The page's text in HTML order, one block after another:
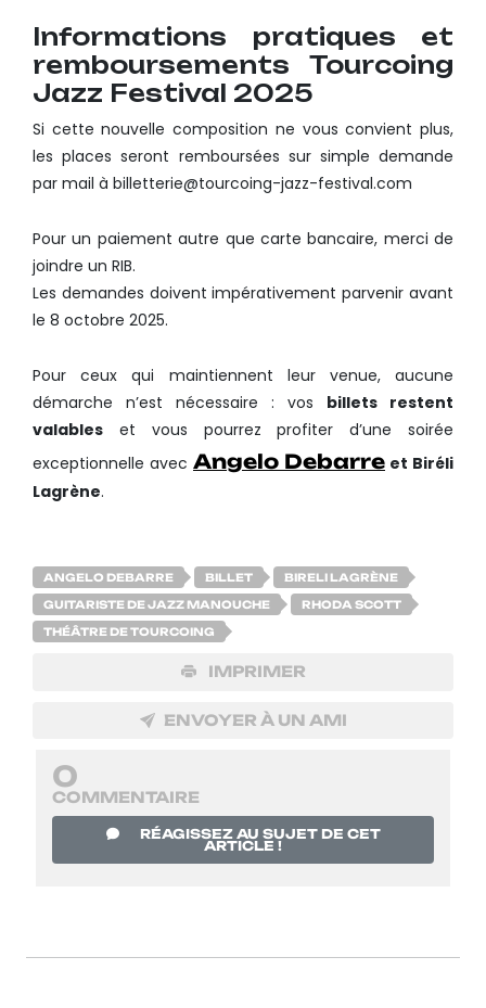
Informations pratiques et
remboursements Tourcoing
Jazz Festival 2025
Si cette nouvelle composition ne vous convient plus,
les places seront remboursées sur simple demande
par mail à billetterie@tourcoing-jazz-festival.com
Pour un paiement autre que carte bancaire, merci de
joindre un RIB.
Les demandes doivent impérativement parvenir avant
le 8 octobre 2025.
Pour ceux qui maintiennent leur venue, aucune
démarche n’est nécessaire : vos billets restent
valables et vous pourrez profiter d’une soirée
exceptionnelle avec Angelo Debarre et Biréli
Lagrène.
ANGELO DEBARRE BILLET BIRELI LAGRÈNE
GUITARISTE DE JAZZ MANOUCHE RHODA SCOTT
THÉÂTRE DE TOURCOING
IMPRIMER
ENVOYER À UN AMI
0
COMMENTAIRE
RÉAGISSEZ AU SUJET DE CET
ARTICLE !